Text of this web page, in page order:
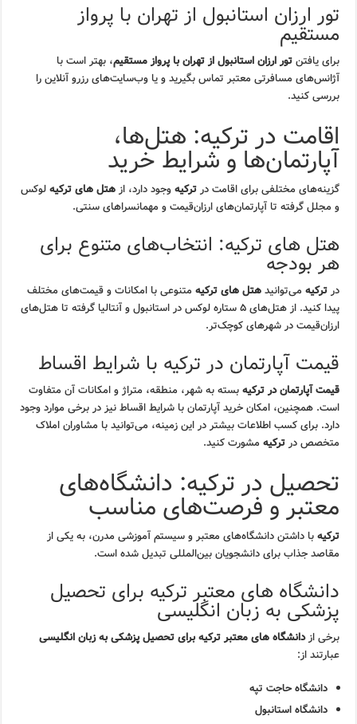
تور ارزان استانبول از تهران با پرواز
مستقیم
برای یافتنتور ارزان استانبول از تهران با پرواز مستقیم، بهتر است با
آژانس‌های مسافرتی معتبر تماس بگیرید و یا وب‌سایت‌های رزرو آنلاین را
بررسی کنید.
اقامت در ترکیه: هتل‌ها،
آپارتمان‌ها و شرایط خرید
گزینه‌های مختلفی برای اقامت درترکیهوجود دارد، ازهتل های ترکیهلوکس
و مجلل گرفته تا آپارتمان‌های ارزان‌قیمت و مهمانسراهای سنتی.
هتل های ترکیه: انتخاب‌های متنوع برای
هر بودجه
درترکیه می‌توانیدهتل های ترکیه متنوعی با امکانات و قیمت‌های مختلف
پیدا کنید. از هتل‌های ۵ ستاره لوکس در استانبول و آنتالیا گرفته تا هتل‌های
ارزان‌قیمت در شهرهای کوچک‌تر.
قیمت آپارتمان در ترکیه با شرایط اقساط
قیمت آپارتمان در ترکیهبسته به شهر، منطقه، متراژ و امکانات آن متفاوت
است. همچنین، امکان خرید آپارتمان با شرایط اقساط نیز در برخی موارد وجود
دارد. برای کسب اطلاعات بیشتر در این زمینه، می‌توانید با مشاوران املاک
متخصص درترکیه مشورت کنید.
تحصیل در ترکیه: دانشگاه‌های
معتبر و فرصت‌های مناسب
ترکیهبا داشتن دانشگاه‌های معتبر و سیستم آموزشی مدرن، به یکی از
مقاصد جذاب برای دانشجویان بین‌المللی تبدیل شده است.
دانشگاه های معتبر ترکیه برای تحصیل
پزشکی به زبان انگلیسی
برخی ازدانشگاه های معتبر ترکیه برای تحصیل پزشکی به زبان انگلیسی
عبارتند از:
دانشگاه حاجت تپه
دانشگاه استانبول